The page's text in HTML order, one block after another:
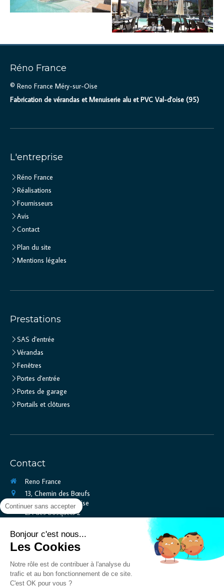
Réno France
© Reno France Méry-sur-Oise
Fabrication de vérandas et Menuiserie alu et PVC Val-d'oise (95)
L'entreprise
Réno France
Réalisations
Fournisseurs
Avis
Contact
Plan du site
Mentions légales
Prestations
SAS d'entrée
Vérandas
Fenêtres
Portes d'entrée
Portes de garage
Portails et clôtures
Contact
Reno France
13, Chemin des Bœufs
95540 Méry-sur-Oise
ZA des Bosquets 2
Afficher le téléphone
Afficher le téléphone
renofranceveranda@gmail.com
Demander un devis
Continuer sans accepter
Bonjour c'est nous...
Les Cookies
Notre rôle est de contribuer à l'analyse du
trafic et au bon fonctionnement de ce site.
C'est OK pour vous ?